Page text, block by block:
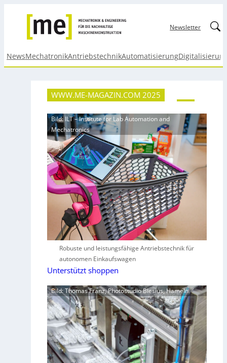
Newsletter
NewsMechatronikAntriebstechnikAutomatisierung
WWW.ME-MAGAZIN.COM 2025
Bild: ILT – Institute for Lab Automation and
Mechatronics
Robuste und leistungsfähige Antriebstechnik für
autonomen Einkaufswagen
Unterstützt shoppen
Bild: Thomas Franz, Photostudio Blesius, Hameln